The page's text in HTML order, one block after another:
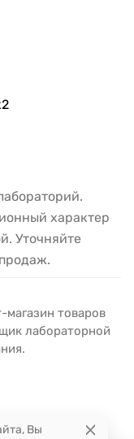
характер
Уточняйте
товаров
лабораторной
Вы